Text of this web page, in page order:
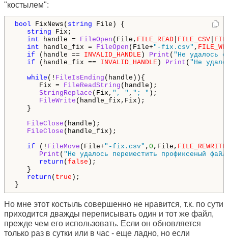
"костылем":
bool FixNews( string File) {
string Fix;
int handle = FileOpen (File, FILE_READ FILE_CSV
int handle_fix = FileOpen (File+"-fix.csv" ,
if (handle == INVALID_HANDLE ) Print ( "Не удалось
if (handle_fix == INVALID_HANDLE ) Print ( "Не
while (! FileIsEnding (handle)){
Fix = FileReadString (handle);
StringReplace (Fix, ", " , "; " );
FileWrite (handle_fix,Fix);
}
FileClose (handle);
FileClose (handle_fix);
if (! FileMove (File+"-fix.csv" , 0 ,File, FILE_REWRITE
Print ( "Не удалось переместить профиксеный
return ( false );
}
return ( true );
}
Но мне этот костыль совершенно не нравится, т.к. по сути
приходится дважды переписывать один и тот же файл,
прежде чем его использовать. Если он обновляется
только раз в сутки или в час - еще ладно, но если